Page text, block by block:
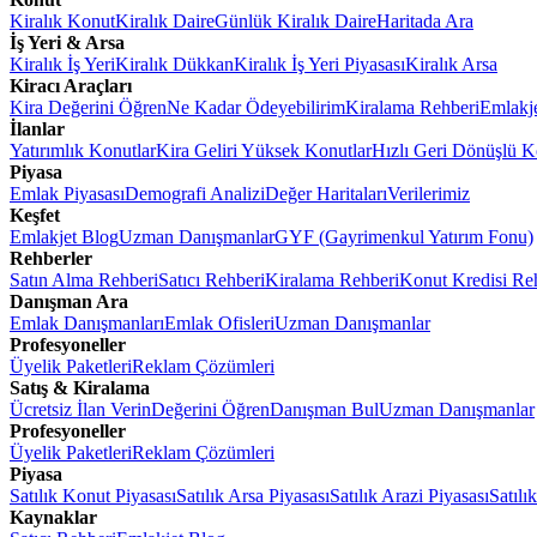
Kiralık KonutKiralık DaireGünlük Kiralık DaireHaritada Ara
İş Yeri & Arsa
Kiralık İş YeriKiralık DükkanKiralık İş Yeri PiyasasıKiralık Arsa
Kiracı Araçları
Kira Değerini ÖğrenNe Kadar ÖdeyebilirimKiralama Rehberi
İlanlar
Yatırımlık KonutlarKira Geliri Yüksek KonutlarHızlı Geri Dönüşlü
Piyasa
Emlak PiyasasıDemografi AnaliziDeğer HaritalarıVerilerimiz
Keşfet
Emlakjet BlogUzman DanışmanlarGYF (Gayrimenkul Yatırım Fonu)
Rehberler
Satın Alma RehberiSatıcı RehberiKiralama RehberiKonut Kredisi
Danışman Ara
Emlak DanışmanlarıEmlak OfisleriUzman Danışmanlar
Profesyoneller
Üyelik PaketleriReklam Çözümleri
Satış & Kiralama
Ücretsiz İlan VerinDeğerini ÖğrenDanışman BulUzman Danışmanlar
Profesyoneller
Üyelik PaketleriReklam Çözümleri
Piyasa
Satılık Konut PiyasasıSatılık Arsa PiyasasıSatılık Arazi Piyasası
Kaynaklar